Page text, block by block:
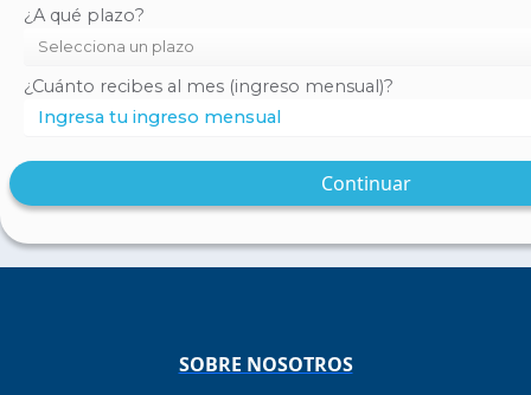
¿A qué plazo?
¿Cuánto recibes al mes (ingreso mensual)?
Continuar
SOBRE NOSOTROS